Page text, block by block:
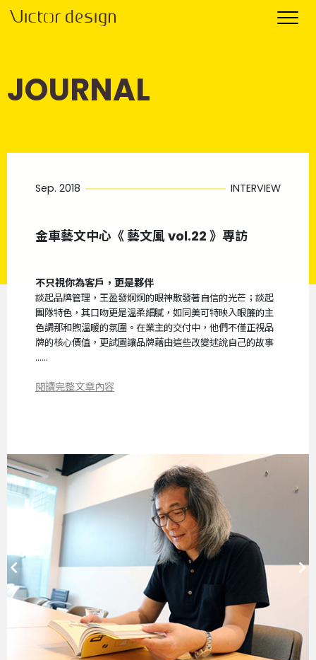
JOURNAL
Sep. 2018 INTERVIEW
金車藝文中心《 藝文風 vol.22 》專訪
不只視你為客戶，更是夥伴
談起品牌管理，王盈發炯炯的眼神散發著自信的光芒；談起
團隊特色，其口吻更是溫柔細膩，如同美可特映入眼簾的主
色調那和煦溫暖的氛圍。在業主的交付中，他們不僅正視品
牌的核心價值，更試圖讓品牌藉由這些改變述說自己的故事
......
閱讀完整文章內容